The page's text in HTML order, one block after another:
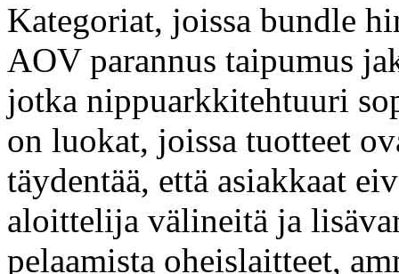
Kategoriat, joissa bundle
AOV parannus taipumus
jotka nippuarkkitehtuuri
on luokat, joissa tuotteet
täydentää, että asiakkaat
aloittelija välineitä ja
pelaamista oheislaitteet,